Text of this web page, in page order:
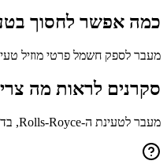
כמה אפשר לחסוך
מעבר לספק חשמל פרטי מוזיל טעינה ביתית ב-
סקרנים לראות מה
מעבר לטעינת ה-Rolls-Royce
,